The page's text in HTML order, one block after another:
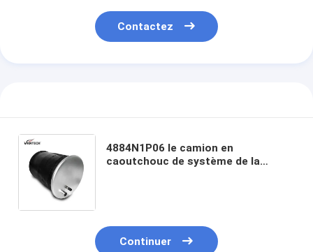
Contactez
4884N1P06 le camion en
caoutchouc de système de la
Continuer